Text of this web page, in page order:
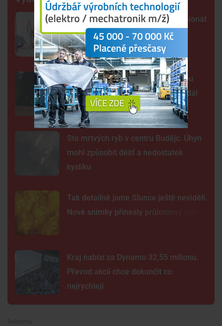
Lipno poprvé hostí evropský šampionát
jachtařů. Závodníci bojují hlavně s
počasím
Šelma na jihu Čech? Záběry mohou
zachycovat kočku, policie hlášení dál
prověřuje
Sto mrtvých ryb v centru Budějc. Úhyn
mohl způsobit déšť a nedostatek
kyslíku
Tak detailně jsme Slunce ještě neviděli.
Nové snímky přinesly průlomový objev
Kraj nabízí za Dynamo 32,55 milionu.
Převod akcií chce dokončit co
nejrychleji